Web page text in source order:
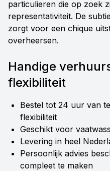
particulieren die op zoek
representativiteit. De
zorgt voor een chique
overheersen.
Handige
flexibiliteit
Bestel tot 24 uur van
flexibiliteit
Geschikt voor
Levering in heel
Persoonlijk advies
compleet te maken